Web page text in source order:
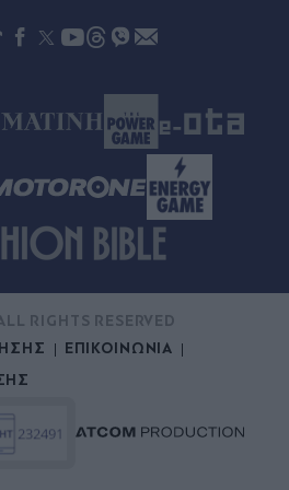
την Κυριακή 9 Αυγούστου -
κηδεία του
τα σκάνδαλα - Θύελλα
ΕΠΙΚΟΙΝΩΝΙΑ
RIGHTS RESERVED